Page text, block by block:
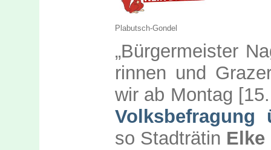
Plabutsch-Gondel
„Bür­ger­meis­ter
rin­nen und
wir ab Mon­tag
Volks­be­fra­gung
so Stadträ­tin El­ke